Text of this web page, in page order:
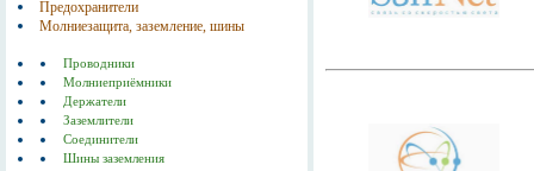
Предохранители
Молниезащита, заземление, шины
Проводники
Молниеприёмники
Держатели
Заземлители
Соединители
Шины заземления